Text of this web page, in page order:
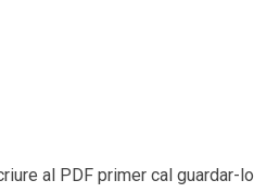
al PDF primer cal guardar-lo